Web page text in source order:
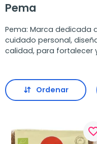
Pema
Pema: Marca dedicada
cuidado personal,
calidad, para fortalecer
Ordenar